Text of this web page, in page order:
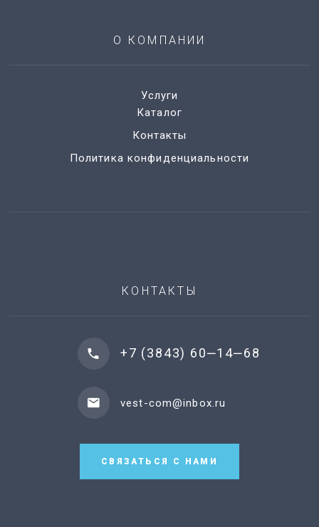
О КОМПАНИИ
Услуги
Каталог
Контакты
Политика конфиденциальности
КОНТАКТЫ
+7 (3843) 60‒14‒68
vest-com@inbox.ru
СВЯЗАТЬСЯ С НАМИ